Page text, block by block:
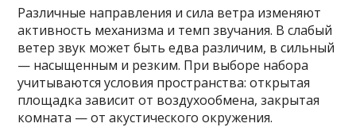
Различные направления и сила ветра изменяют
активность механизма и темп звучания. В слабый
ветер звук может быть едва различим, в сильный
— насыщенным и резким. При выборе набора
учитываются условия пространства: открытая
площадка зависит от воздухообмена, закрытая
комната — от акустического окружения.